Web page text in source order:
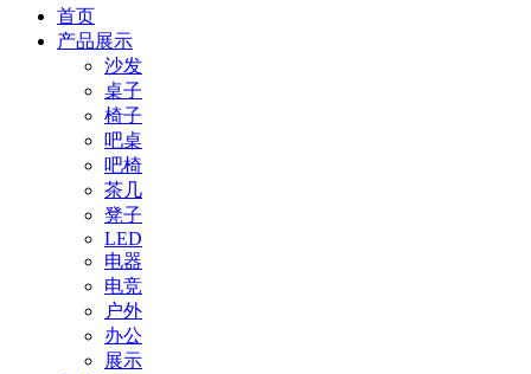
首页
产品展示
沙发
桌子
椅子
吧桌
吧椅
茶几
凳子
LED
电器
电竞
户外
办公
展示